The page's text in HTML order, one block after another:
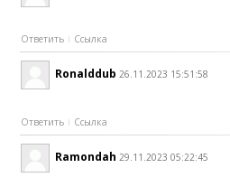
Ответить Ссылка
Ronalddub 26.11.2023 15:51:58
Ответить Ссылка
Ramondah 29.11.2023 05:22:45